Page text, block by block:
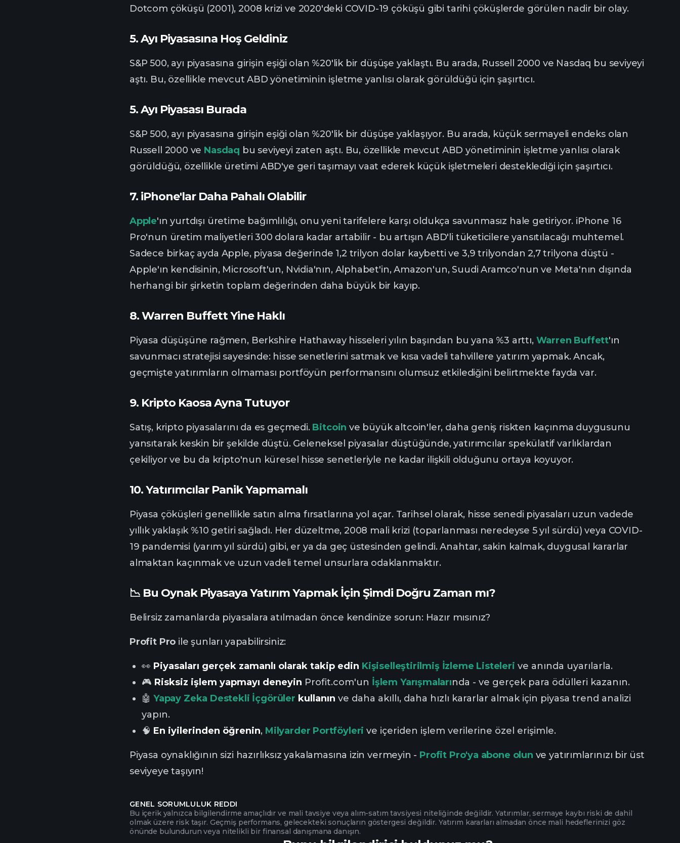
Dotcom çöküşü (2001), 2008 krizi ve 2020'deki COVID-19 çöküşü gibi tarihi çöküşlerde görülen nadir bir olay.
5.Ayı Piyasasına Hoş Geldiniz
S&P 500, ayı piyasasına girişin eşiği olan %20'lik bir düşüşe yaklaştı. Bu arada, Russell 2000 ve Nasdaq bu seviyeyi
aştı. Bu, özellikle mevcut ABD yönetiminin işletme yanlısı olarak görüldüğü için şaşırtıcı.
5.Ayı Piyasası Burada
S&P 500, ayı piyasasına girişin eşiği olan %20'lik bir düşüşe yaklaşıyor. Bu arada, küçük sermayeli endeks olan
Russell 2000 ve Nasdaq bu seviyeyi zaten aştı. Bu, özellikle mevcut ABD yönetiminin işletme yanlısı olarak
görüldüğü, özellikle üretimi ABD'ye geri taşımayı vaat ederek küçük işletmeleri desteklediği için şaşırtıcı.
7. iPhone'lar Daha Pahalı Olabilir
Apple'ın yurtdışı üretime bağımlılığı, onu yeni tarifelere karşı oldukça savunmasız hale getiriyor. iPhone 16
Pro'nun üretim maliyetleri 300 dolara kadar artabilir - bu artışın ABD'li tüketicilere yansıtılacağı muhtemel.
Sadece birkaç ayda Apple, piyasa değerinde 1,2 trilyon dolar kaybetti ve 3,9 trilyondan 2,7 trilyona düştü -
Apple'ın kendisinin, Microsoft'un, Nvidia'nın, Alphabet'in, Amazon'un, Suudi Aramco'nun ve Meta'nın dışında
herhangi bir şirketin toplam değerinden daha büyük bir kayıp.
8.Warren Buffett Yine Haklı
Piyasa düşüşüne rağmen, Berkshire Hathaway hisseleri yılın başından bu yana %3 arttı, Warren Buffett'ın
savunmacı stratejisi sayesinde: hisse senetlerini satmak ve kısa vadeli tahvillere yatırım yapmak. Ancak,
geçmişte yatırımların olmaması portföyün performansını olumsuz etkilediğini belirtmekte fayda var.
9. Kripto Kaosa Ayna Tutuyor
Satış, kripto piyasalarını da es geçmedi. Bitcoin ve büyük altcoin'ler, daha geniş riskten kaçınma duygusunu
yansıtarak keskin bir şekilde düştü. Geleneksel piyasalar düştüğünde, yatırımcılar spekülatif varlıklardan
çekiliyor ve bu da kripto'nun küresel hisse senetleriyle ne kadar ilişkili olduğunu ortaya koyuyor.
10.Yatırımcılar Panik Yapmamalı
Piyasa çöküşleri genellikle satın alma fırsatlarına yol açar. Tarihsel olarak, hisse senedi piyasaları uzun vadede
yıllık yaklaşık %10 getiri sağladı. Her düzeltme, 2008 mali krizi (toparlanması neredeyse 5 yıl sürdü) veya COVID-
19 pandemisi (yarım yıl sürdü) gibi, er ya da geç üstesinden gelindi. Anahtar, sakin kalmak, duygusal kararlar
almaktan kaçınmak ve uzun vadeli temel unsurlara odaklanmaktır.
📉 Bu Oynak Piyasaya Yatırım Yapmak İçin Şimdi Doğru Zaman mı?
Belirsiz zamanlarda piyasalara atılmadan önce kendinize sorun: Hazır mısınız?
Profit Pro ile şunları yapabilirsiniz:
👀 Piyasaları gerçek zamanlı olarak takip edin Kişiselleştirilmiş İzleme Listeleri ve anında uyarılarla.
🎮 Risksiz işlem yapmayı deneyin Profit.com'un İşlem Yarışmalarında - ve gerçek para ödülleri kazanın.
🤖 Yapay Zeka Destekli İçgörüler kullanın ve daha akıllı, daha hızlı kararlar almak için piyasa trend analizi
yapın.
🧠 En iyilerinden öğrenin, Milyarder Portföyleri ve içeriden işlem verilerine özel erişimle.
Piyasa oynaklığının sizi hazırlıksız yakalamasına izin vermeyin - Profit Pro'ya abone olun ve yatırımlarınızı bir üst
seviyeye taşıyın!
GENEL SORUMLULUK REDDI
Bu içerik yalnızca bilgilendirme amaçlıdır ve mali tavsiye veya alım-satım tavsiyesi niteliğinde değildir. Yatırımlar, sermaye kaybı riski de dahil
olmak üzere risk taşır. Geçmiş performans, gelecekteki sonuçların göstergesi değildir. Yatırım kararları almadan önce mali hedeflerinizi göz
önünde bulundurun veya nitelikli bir finansal danışmana danışın.